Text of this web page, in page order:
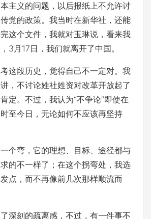
主义的问题，以后报纸上不允许讨
党的政策。我当时在新华社，还能
这个文件，我就对玉琳说，看来我
3月17日，我们就离开了中国。
这段历史，觉得自己不一定对。我
，不讨论姓社姓资对改革开放起了
定。不过，我认为“不争论”即使在
至今日，无论如何不应该再坚持
个弯，它的理想、目标、途径都与
的不一样了；在这个拐弯处，我选
点，而不再像前几次那样顺流而
深刻的疏离感，不过，有一件事不